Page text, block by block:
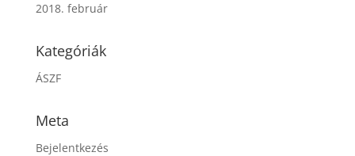
2018. február
Kategóriák
ÁSZF
Meta
Bejelentkezés